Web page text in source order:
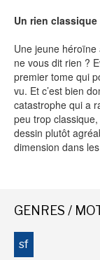
CONVENTION
SPECTACLE
DÉBAT
EMISSION
LES PARUTIONS/
Un rien classique
Une jeune
ne vous dit rien ?
premier tome qui
vu. Et c’est bien
catastrophe qui a
peu trop
dessin plutôt
dimension dans
GENRES /
sf